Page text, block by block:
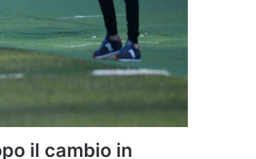
il cambio in